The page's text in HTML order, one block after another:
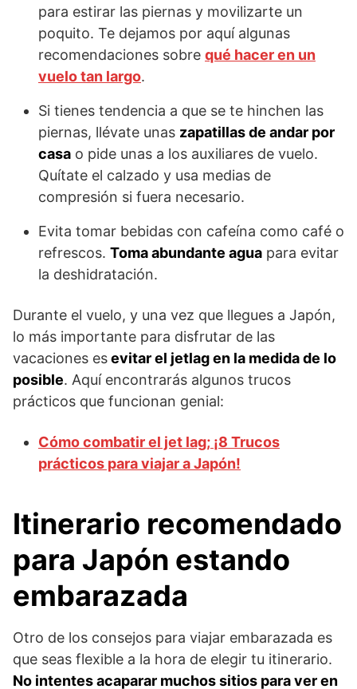
para estirar las piernas y movilizarte un
poquito. Te dejamos por aquí algunas
recomendaciones sobre qué hacer en un
vuelo tan largo.
Si tienes tendencia a que se te hinchen las
piernas, llévate unas zapatillas de andar por
casa o pide unas a los auxiliares de vuelo.
Quítate el calzado y usa medias de
compresión si fuera necesario.
Evita tomar bebidas con cafeína como café o
refrescos. Toma abundante agua para evitar
la deshidratación.
Durante el vuelo, y una vez que llegues a Japón,
lo más importante para disfrutar de las
vacaciones esevitar el jetlag en la medida de lo
posible. Aquí encontrarás algunos trucos
prácticos que funcionan genial:
Cómo combatir el jet lag; ¡8 Trucos
prácticos para viajar a Japón!
Itinerario recomendado
para Japón estando
embarazada
Otro de los consejos para viajar embarazada es
que seas flexible a la hora de elegir tu itinerario.
No intentes acaparar muchos sitios para ver en